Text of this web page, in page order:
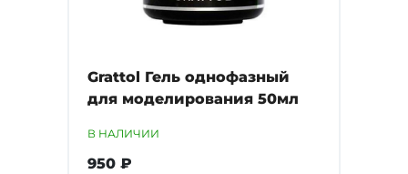
Grattol Гель однофазный
для моделирования 50мл
В НАЛИЧИИ
950 ₽